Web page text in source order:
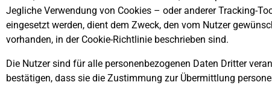
Jegliche Verwendung von Cookies – oder anderer Tracking-
eingesetzt werden, dient dem Zweck, den vom Nutzer
vorhanden, in der Cookie-Richtlinie beschrieben sind.
Die Nutzer sind für alle personenbezogenen Daten Dritter
bestätigen, dass sie die Zustimmung zur Übermittlung